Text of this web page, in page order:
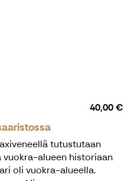
40,00 €
tutustutaan
vuokra-alueen historiaan
oli vuokra-alueella.